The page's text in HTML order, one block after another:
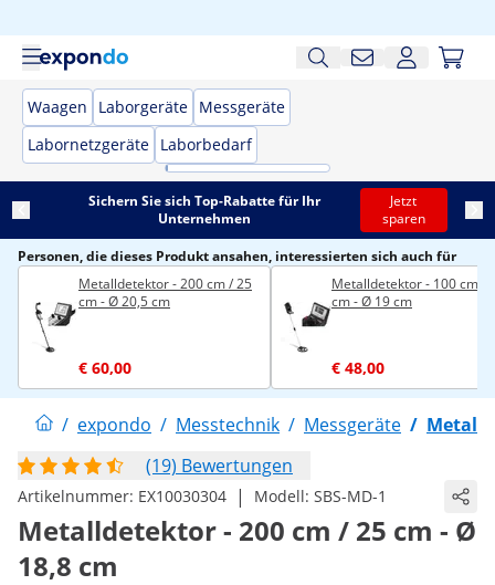
Waagen Laborgeräte Messgeräte
Labornetzgeräte Laborbedarf
Sichern Sie sich Top-Rabatte für Ihr
Unternehmen
Jetzt
sparen
Personen, die dieses Produkt ansahen, interessierten sich auch für
Metalldetektor - 200 cm / 25
cm - Ø 20,5 cm
€ 60,00
Metalldetektor - 100 cm /
cm - Ø 19 cm
€ 48,00
/ expondo / Messtechnik / Messgeräte /
(19) Bewertungen
Artikelnummer: EX10030304 | Modell: SBS-MD-1
Metalldetektor - 200 cm / 25 cm - Ø
18,8 cm